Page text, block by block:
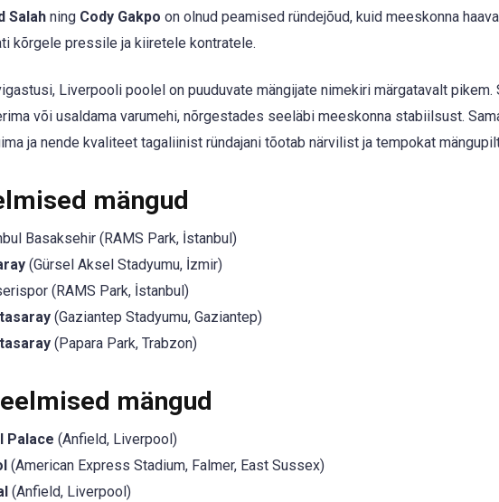
Salah ning Cody Gakpo on olnud peamised ründejõud, kuid meeskonna
kõrgele pressile ja kiiretele kontratele.
Liverpooli poolel on puuduvate mängijate nimekiri märgatavalt pikem.
või usaldama varumehi, nõrgestades seeläbi meeskonna stabiilsust.
ja nende kvaliteet tagaliinist ründajani tõotab närvilist ja tempokat
mängud
Basaksehir (RAMS Park, İstanbul)
(Gürsel Aksel Stadyumu, İzmir)
(RAMS Park, İstanbul)
(Gaziantep Stadyumu, Gaziantep)
(Papara Park, Trabzon)
mängud
Palace (Anfield, Liverpool)
(American Express Stadium, Falmer, East Sussex)
(Anfield, Liverpool)